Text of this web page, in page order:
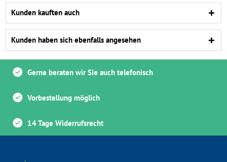
Kunden kauften auch
Kunden haben sich ebenfalls angesehen
Gerne beraten wir Sie auch telefonisch
Vorbestellung möglich
14 Tage Widerrufsrecht